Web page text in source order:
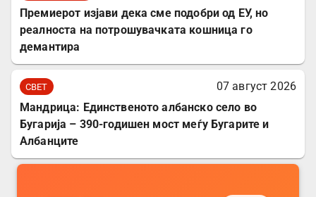
Премиерот изјави дека сме подобри од ЕУ, но
реалноста на потрошувачката кошница го
демантира
СВЕТ
07 август 2026
Мандрица: Единственото албанско село во
Бугарија – 390-годишен мост меѓу Бугарите и
Албанците